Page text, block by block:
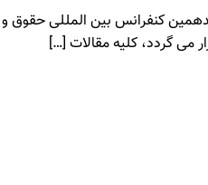
می گردد، کلیه مقالات […]